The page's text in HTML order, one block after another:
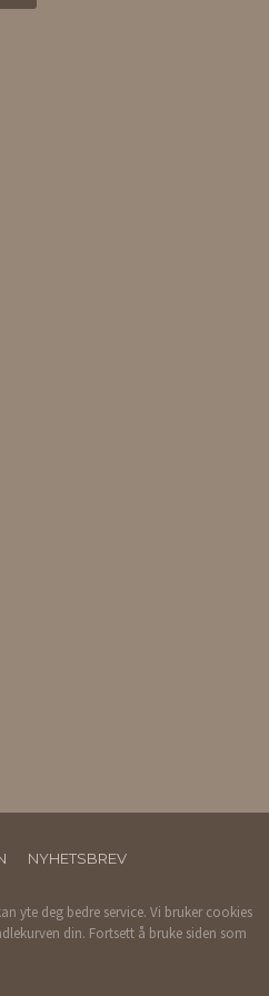
NYHETSBREV
yte deg bedre service. Vi bruker cookies
din. Fortsett å bruke siden som